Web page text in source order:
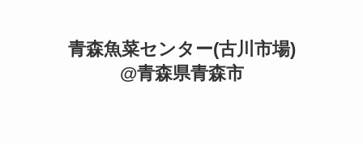
青森魚菜センター(古川市場)
@青森県青森市